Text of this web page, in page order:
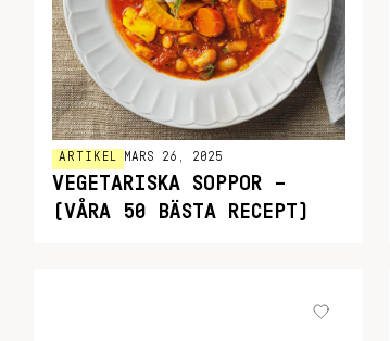
ARTIKEL MARS 26, 2025
VEGETARISKA SOPPOR –
(VÅRA 50 BÄSTA RECEPT)